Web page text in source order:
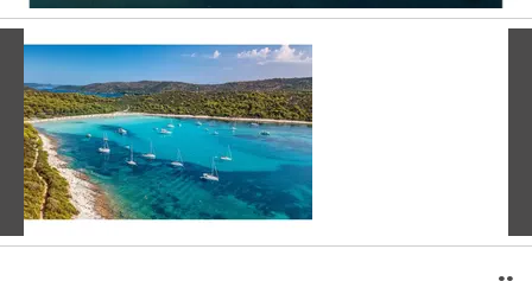
Vorige